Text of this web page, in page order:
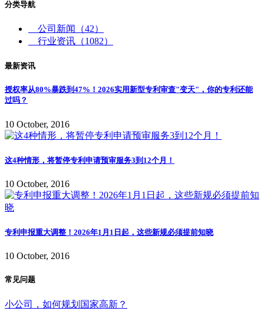
分类导航
公司新闻
（42）
行业资讯 （1082）
最新资讯
授权率从80%暴跌到47%！2026实用新型专利审查"变天"，你的专利还能
过吗？
10 October, 2016
这4种情形，将暂停专利申请预审服务3到12个月！
10 October, 2016
专利申报重大调整！2026年1月1日起，这些新规必须提前知晓
10 October, 2016
常见问题
小公司，如何规划国家高新？